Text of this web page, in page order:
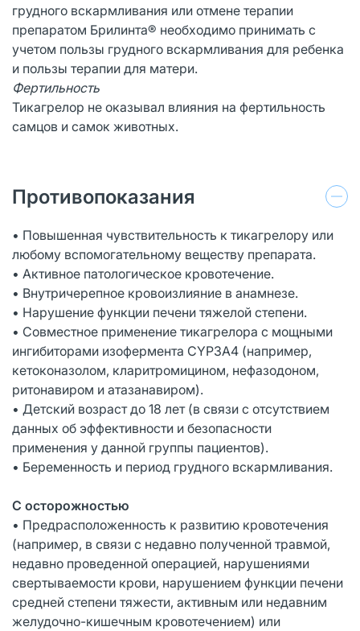
грудного вскармливания или отмене терапии
препаратом Брилинта® необходимо принимать с
учетом пользы грудного вскармливания для ребенка
и пользы терапии для матери.
Фертильность
Тикагрелор не оказывал влияния на фертильность
самцов и самок животных.
Противопоказания
• Повышенная чувствительность к тикагрелору или
любому вспомогательному веществу препарата.
• Активное патологическое кровотечение.
• Внутричерепное кровоизлияние в анамнезе.
• Нарушение функции печени тяжелой степени.
• Совместное применение тикагрелора с мощными
ингибиторами изофермента CYP3A4 (например,
кетоконазолом, кларитромицином, нефазодоном,
ритонавиром и атазанавиром).
• Детский возраст до 18 лет (в связи с отсутствием
данных об эффективности и безопасности
применения у данной группы пациентов).
• Беременность и период грудного вскармливания.
С осторожностью
• Предрасположенность к развитию кровотечения
(например, в связи с недавно полученной травмой,
недавно проведенной операцией, нарушениями
свертываемости крови, нарушением функции печени
средней степени тяжести, активным или недавним
желудочно-кишечным кровотечением) или